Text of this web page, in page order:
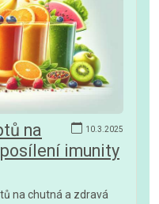
10.3.2025
na
imunity
na chutná a zdravá